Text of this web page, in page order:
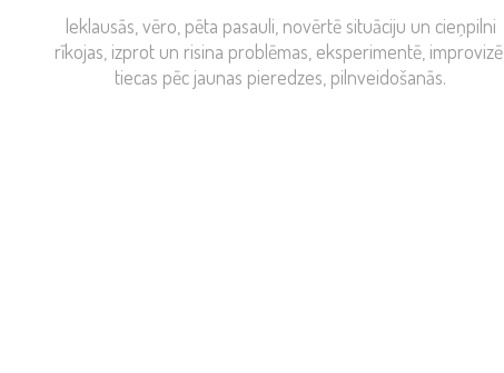
Ieklausās, vēro, pēta pasauli, novērtē situāciju un cieņpilni
rīkojas, izprot un risina problēmas, eksperimentē, improvizē,
tiecas pēc jaunas pieredzes, pilnveidošanās.